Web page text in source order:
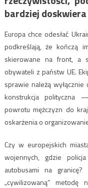
bardziej
Europa chce odesłać
podkreślają, że kończą
skierowane na front, a
obywateli z państw UE.
sprawie należą
konstrukcja polityczna
powrotu mężczyzn do
oskarżenia o
Czy w europejskich
wojennych, gdzie
autobusami na
„cywilizowaną” metodę